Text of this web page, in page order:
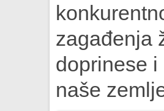
zagađenja
doprinese
naše